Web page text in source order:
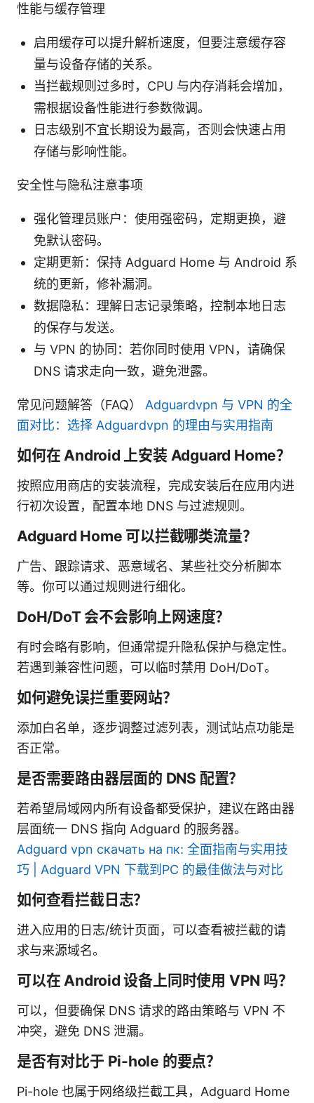
性能与缓存管理
启用缓存可以提升解析速度，但要注意缓存容
量与设备存储的关系。
当拦截规则过多时，CPU 与内存消耗会增加，
需根据设备性能进行参数微调。
日志级别不宜长期设为最高，否则会快速占用
存储与影响性能。
安全性与隐私注意事项
强化管理员账户：使用强密码，定期更换，避
免默认密码。
定期更新：保持 Adguard Home 与 Android 系
统的更新，修补漏洞。
数据隐私：理解日志记录策略，控制本地日志
的保存与发送。
与 VPN 的协同：若你同时使用 VPN，请确保
DNS 请求走向一致，避免泄露。
常见问题解答（FAQ） Adguardvpn 与 VPN 的全
面对比：选择 Adguardvpn 的理由与实用指南
如何在 Android 上安装 Adguard Home？
按照应用商店的安装流程，完成安装后在应用内进
行初次设置，配置本地 DNS 与过滤规则。
Adguard Home 可以拦截哪类流量？
广告、跟踪请求、恶意域名、某些社交分析脚本
等。你可以通过规则进行细化。
DoH/DoT 会不会影响上网速度？
有时会略有影响，但通常提升隐私保护与稳定性。
若遇到兼容性问题，可以临时禁用 DoH/DoT。
如何避免误拦重要网站？
添加白名单，逐步调整过滤列表，测试站点功能是
否正常。
是否需要路由器层面的 DNS 配置？
若希望局域网内所有设备都受保护，建议在路由器
层面统一 DNS 指向 Adguard 的服务器。
Adguard vpn скачать на пк: 全面指南与实用技
巧 | Adguard VPN 下载到PC 的最佳做法与对比
如何查看拦截日志？
进入应用的日志/统计页面，可以查看被拦截的请
求与来源域名。
可以在 Android 设备上同时使用 VPN 吗？
可以，但要确保 DNS 请求的路由策略与 VPN 不
冲突，避免 DNS 泄漏。
是否有对比于 Pi-hole 的要点？
Pi-hole 也属于网络级拦截工具，Adguard Home